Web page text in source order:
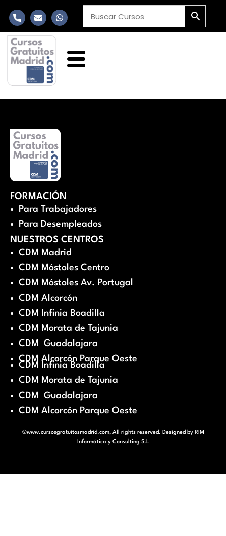
FORMACIÓN
Para Trabajadores
Para Desempleados
NUESTROS CENTROS
CDM Madrid
CDM Móstoles Centro
CDM Móstoles Av. Portugal
CDM Alcorcón
CDM Infinia Boadilla
CDM Morata de Tajunia
CDM Guadalajara
CDM Alcorcón Parque Oeste
CDM Infinia Boadilla
CDM Morata de Tajunia
CDM Guadalajara
CDM Alcorcón Parque Oeste
©www.cursosgratuitosmadrid.com, All rights reserved. Designed by RIM
Informática y Consulting S.L